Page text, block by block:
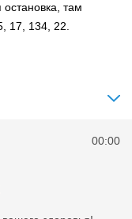
остановка, там
17, 134, 22.
00:00